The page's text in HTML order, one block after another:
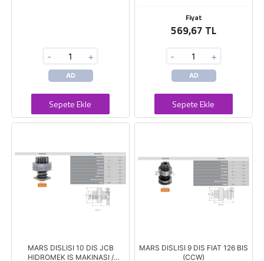
- +
AD
Sepete Ekle
Fiyat
569,67 TL
- +
AD
Sepete Ekle
MARS DISLISI 10 DIS JCB
HIDROMEK IS MAKINASI /
MARS DISLISI 9 DIS FIAT 126 BIS
(CCW)